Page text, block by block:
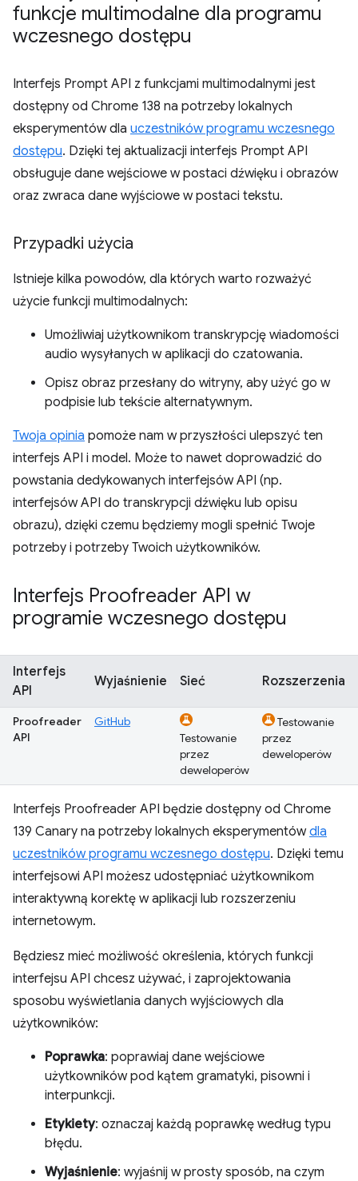
funkcje multimodalne dla programu
wczesnego dostępu
Interfejs Prompt API z funkcjami multimodalnymi jest
dostępny od Chrome 138 na potrzeby lokalnych
eksperymentów dla uczestników programu wczesnego
dostępu. Dzięki tej aktualizacji interfejs Prompt API
obsługuje dane wejściowe w postaci dźwięku i obrazów
oraz zwraca dane wyjściowe w postaci tekstu.
Przypadki użycia
Istnieje kilka powodów, dla których warto rozważyć
użycie funkcji multimodalnych:
Umożliwiaj użytkownikom transkrypcję wiadomości
audio wysyłanych w aplikacji do czatowania.
Opisz obraz przesłany do witryny, aby użyć go w
podpisie lub tekście alternatywnym.
Twoja opinia pomoże nam w przyszłości ulepszyć ten
interfejs API i model. Może to nawet doprowadzić do
powstania dedykowanych interfejsów API (np.
interfejsów API do transkrypcji dźwięku lub opisu
obrazu), dzięki czemu będziemy mogli spełnić Twoje
potrzeby i potrzeby Twoich użytkowników.
Interfejs Proofreader API w
programie wczesnego dostępu
Interfejs
API
Wyjaśnienie Sieć Rozszerzenia
Proofreader
API
GitHub
Testowanie
przez
deweloperów
Testowanie
przez
deweloperów
Interfejs Proofreader API będzie dostępny od Chrome
139 Canary na potrzeby lokalnych eksperymentówdla
uczestników programu wczesnego dostępu. Dzięki temu
interfejsowi API możesz udostępniać użytkownikom
interaktywną korektę w aplikacji lub rozszerzeniu
internetowym.
Będziesz mieć możliwość określenia, których funkcji
interfejsu API chcesz używać, i zaprojektowania
sposobu wyświetlania danych wyjściowych dla
użytkowników:
Poprawka: poprawiaj dane wejściowe
użytkowników pod kątem gramatyki, pisowni i
interpunkcji.
Etykiety: oznaczaj każdą poprawkę według typu
błędu.
Wyjaśnienie: wyjaśnij w prosty sposób, na czym